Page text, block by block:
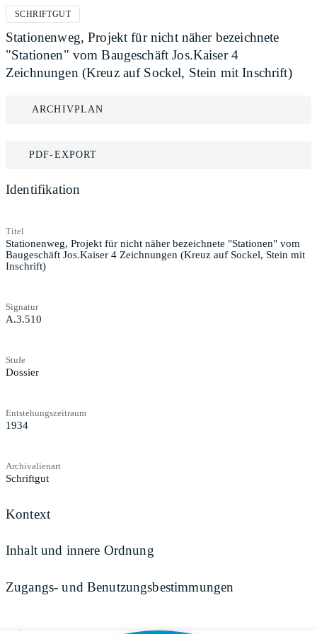
SCHRIFTGUT
Stationenweg, Projekt für nicht näher bezeichnete
"Stationen" vom Baugeschäft Jos.Kaiser 4
Zeichnungen (Kreuz auf Sockel, Stein mit Inschrift)
ARCHIVPLAN
PDF-EXPORT
Identifikation
Titel
Stationenweg, Projekt für nicht näher bezeichnete "Stationen" vom
Baugeschäft Jos.Kaiser 4 Zeichnungen (Kreuz auf Sockel, Stein mit
Inschrift)
Signatur
A.3.510
Stufe
Dossier
Entstehungszeitraum
1934
Archivalienart
Schriftgut
Kontext
Inhalt und innere Ordnung
Zugangs- und Benutzungsbestimmungen